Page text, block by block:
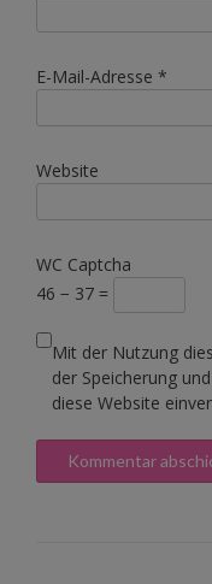
E-Mail-Adresse *
Website
WC Captcha
46 − 37 =
Mit der Nutzung
der Speicherung
diese Website